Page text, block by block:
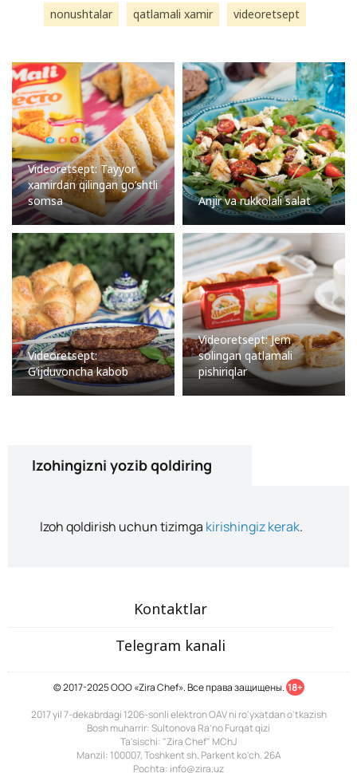
nonushtalar qatlamali xamir videoretsept
Videoretsept: Tayyor
xamirdan qilingan go’shtli
somsa
Anjir va rukkolali salat
Videoretsept:
G’ijduvoncha kabob
Videoretsept: Jem
solingan qatlamali
pishiriqlar
Izohingizni yozib qoldiring
Izoh qoldirish uchun tizimga kirishingiz kerak.
Kontaktlar
Telegram kanali
© 2017-2025 ООО «Zira Chef». Все права защищены. 18+
2017 yil 7-dekabrdagi 1206-sonli elektron OAV ni ro'yxatdan o'tkazish
Bosh muharrir: Sultonova Ra’no Furqat qizi
Ta'sischi: "Zira Chef" MChJ
Manzil: 100007, Toshkent sh. Parkent ko'ch. 26A
Pochta: info@zira.uz